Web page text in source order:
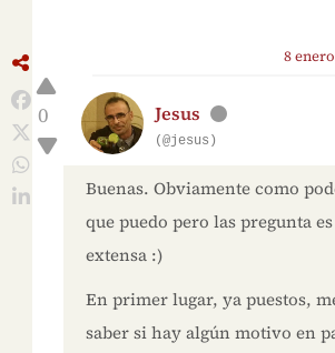
0
8
Jesus
(@jesus)
Buenas. Obviamente como
que puedo pero las pregunta
extensa :)
En primer lugar, ya puestos,
saber si hay algún motivo en